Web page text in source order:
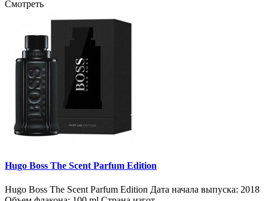
Смотреть
Hugo Boss The Scent Parfum Edition
Hugo Boss The Scent Parfum Edition Дата начала выпуска: 2018